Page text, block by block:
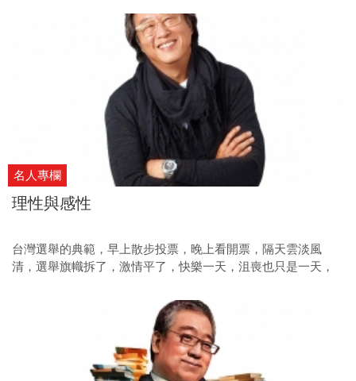
名人專欄
理性與感性
台灣選舉的典範，早上散步投票，晚上看開票，隔天雲淡風
清，選舉旗幟拆了，激情平了，快樂一天，沮喪也只是一天，